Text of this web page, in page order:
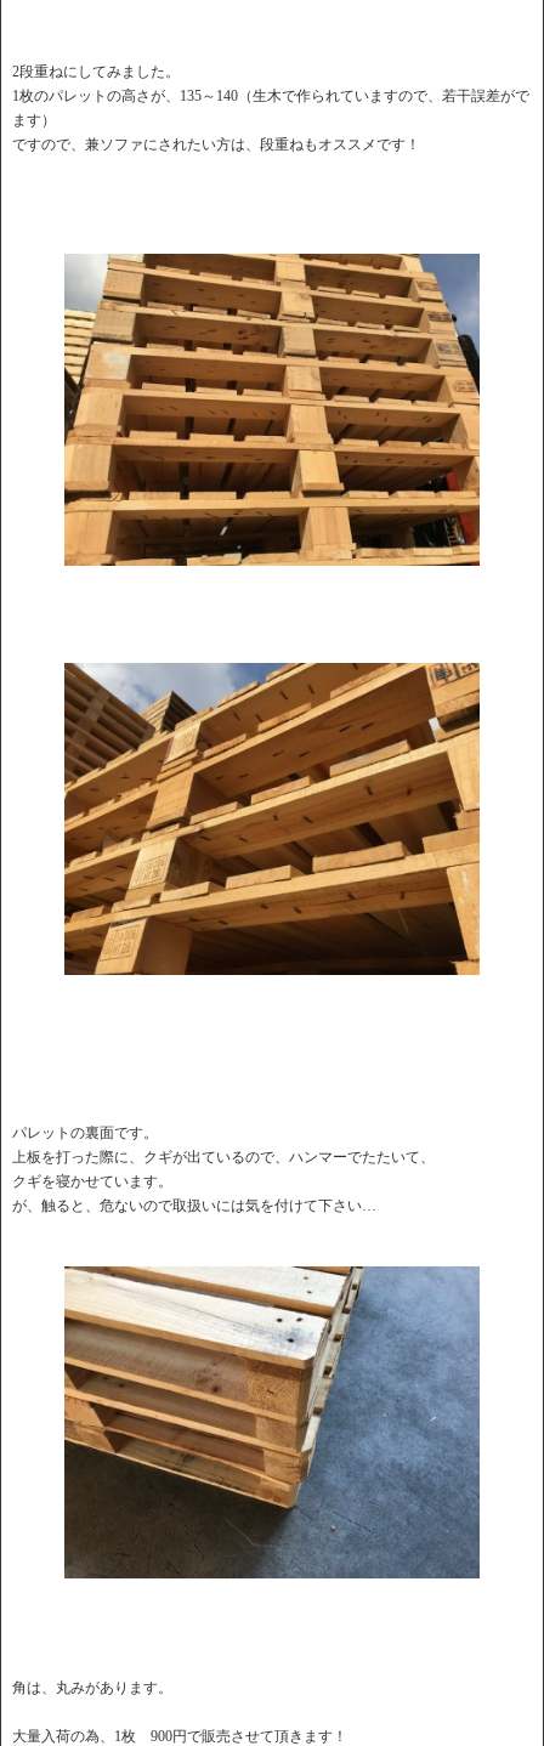
2段重ねにしてみました。
1枚のパレットの高さが、135～140（生木で作られていますので、若干誤差がで
ます）
ですので、兼ソファにされたい方は、段重ねもオススメです！
パレットの裏面です。
上板を打った際に、クギが出ているので、ハンマーでたたいて、
クギを寝かせています。
が、触ると、危ないので取扱いには気を付けて下さい…
角は、丸みがあります。
大量入荷の為、1枚 900円で販売させて頂きます！